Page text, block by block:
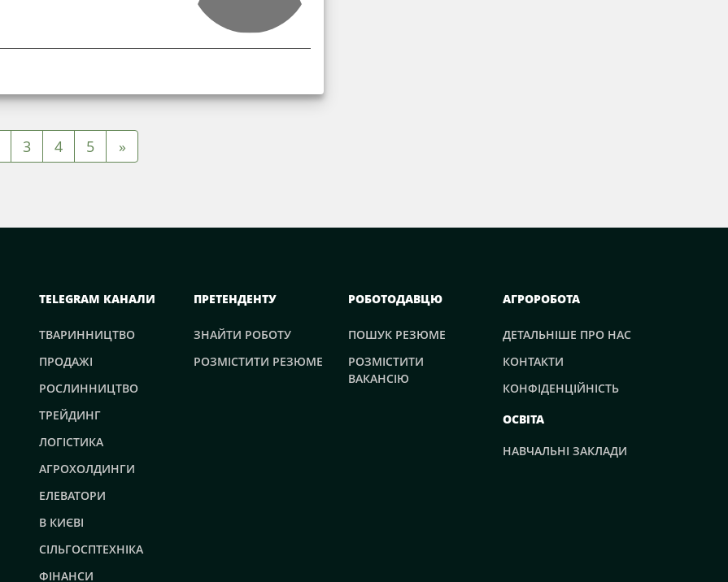
3 4 5 »
TELEGRAM КАНАЛИ
ТВАРИННИЦТВО
ПРОДАЖІ
РОСЛИННИЦТВО
ТРЕЙДИНГ
ЛОГІСТИКА
АГРОХОЛДИНГИ
ЕЛЕВАТОРИ
В КИЄВІ
СІЛЬГОСПТЕХНІКА
ФІНАНСИ
ПРЕТЕНДЕНТУ
ЗНАЙТИ РОБОТУ
РОЗМІСТИТИ РЕЗЮМЕ
РОБОТОДАВЦЮ
ПОШУК РЕЗЮМЕ
РОЗМІСТИТИ
ВАКАНСІЮ
АГРОРОБОТА
ДЕТАЛЬНІШЕ ПРО НАС
КОНТАКТИ
КОНФІДЕНЦІЙНІСТЬ
ОСВІТА
НАВЧАЛЬНІ ЗАКЛАДИ